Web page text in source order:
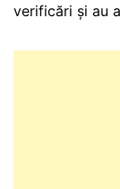
verificări și au